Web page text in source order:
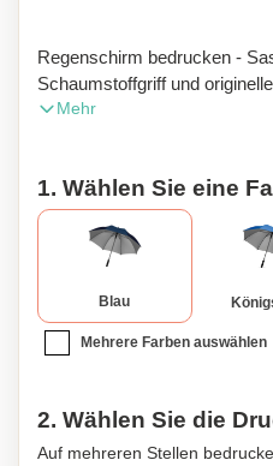
Regenschirm bedrucken -
Schaumstoffgriff und
silbernen Innenraums. Mit 8
guten Windschutz. Mit
Schaumstoffgriff. In
Mehr
1. Wählen Sie eine
Blau
Mehrere Farben auswählen
2. Wählen Sie die
Auf mehreren Stellen